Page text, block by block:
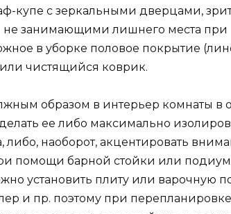
купе с зеркальными дверцами,
занимающими лишнего места при
в уборке половое покрытие
чистящийся коврик.
образом в интерьер комнаты в
ее либо максимально
либо, наоборот, акцентировать
помощи барной стойки или
установить плиту или варочную
и пр. поэтому при